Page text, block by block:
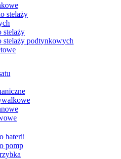
stelaży
stelaży
stelaży podtynkowych
baterii
pomp